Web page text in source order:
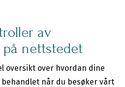
av
nettstedet
oversikt over hvordan dine
når du besøker vårt